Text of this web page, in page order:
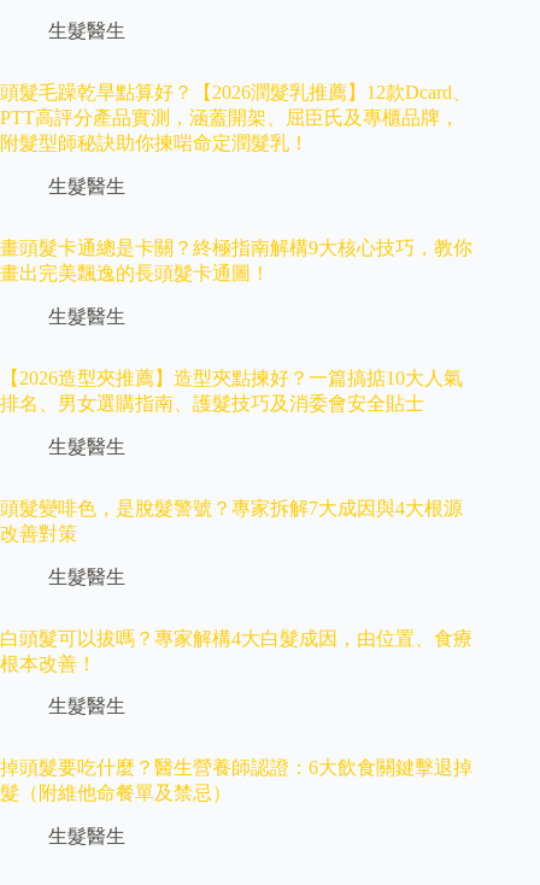
生髮醫生
頭髮毛躁乾旱點算好？【2026潤髮乳推薦】12款Dcard、
PTT高評分產品實測，涵蓋開架、屈臣氏及專櫃品牌，
附髮型師秘訣助你揀啱命定潤髮乳！
生髮醫生
畫頭髮卡通總是卡關？終極指南解構9大核心技巧，教你
畫出完美飄逸的長頭髮卡通圖！
生髮醫生
【2026造型夾推薦】造型夾點揀好？一篇搞掂10大人氣
排名、男女選購指南、護髮技巧及消委會安全貼士
生髮醫生
頭髮變啡色，是脫髮警號？專家拆解7大成因與4大根源
改善對策
生髮醫生
白頭髮可以拔嗎？專家解構4大白髮成因，由位置、食療
根本改善！
生髮醫生
掉頭髮要吃什麼？醫生營養師認證：6大飲食關鍵擊退掉
髮（附維他命餐單及禁忌）
生髮醫生